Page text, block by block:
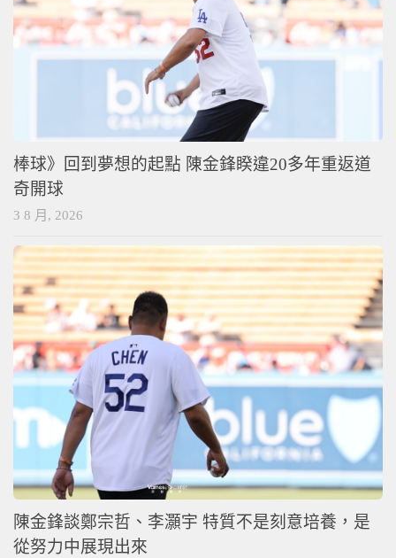
棒球》回到夢想的起點 陳金鋒睽違20多年重返道
奇開球
3 8 月, 2026
陳金鋒談鄭宗哲、李灝宇 特質不是刻意培養，是
從努力中展現出來